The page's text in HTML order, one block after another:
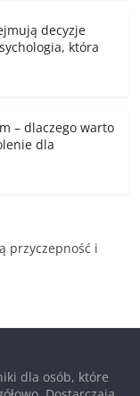
decyzje
która
– dlaczego warto
dla
przyczepność i
dla osób, które